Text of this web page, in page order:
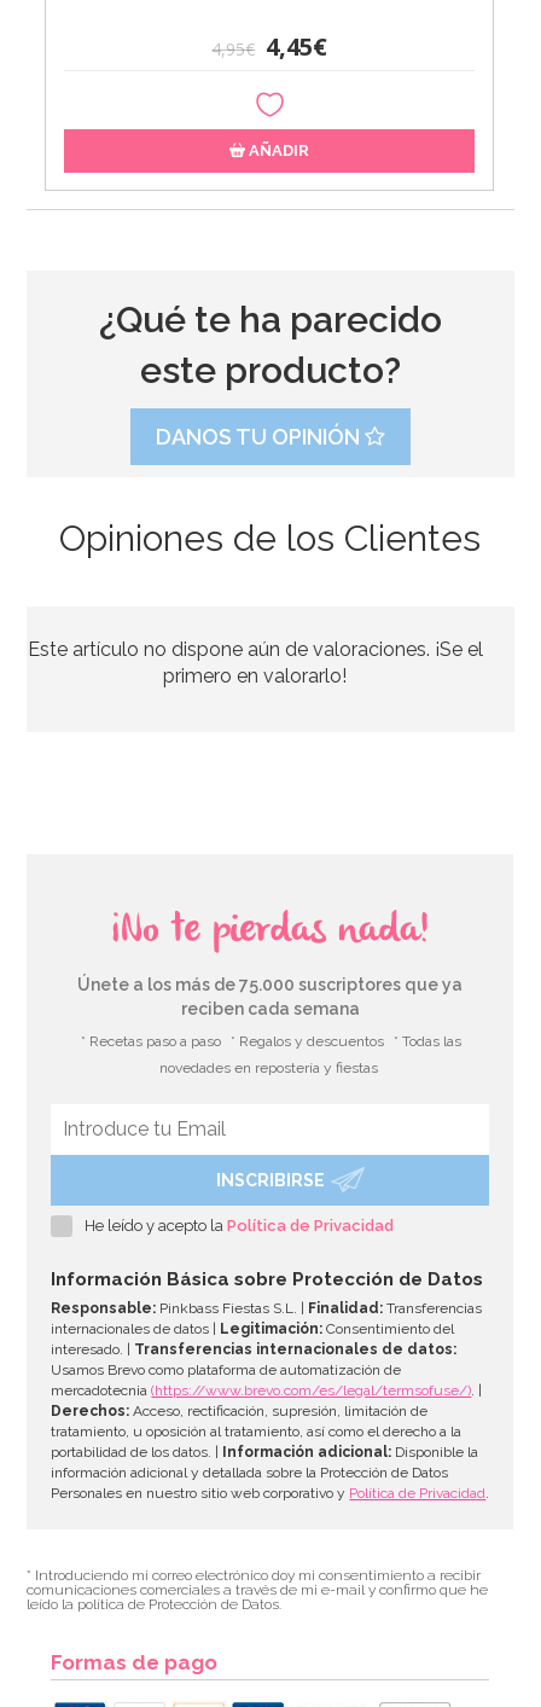
4,95€ 4,45€
AÑADIR
37,95€ 33,39€
¿Qué te ha parecido
este producto?
DANOS TU OPINIÓN
Opiniones de los Clientes
Este artículo no dispone aún de valoraciones. ¡Se el
primero en valorarlo!
¡No te pierdas nada!
Únete a los más de 75.000 suscriptores que ya
reciben cada semana
* Recetas paso a paso * Regalos y descuentos
* Todas las
novedades en repostería y fiestas
INSCRIBIRSE
He leído y acepto laPolítica de Privacidad
Información Básica sobre Protección de Datos
Responsable: Pinkbass Fiestas S.L. | Finalidad: Transferencias
internacionales de datos |
Legitimación: Consentimiento del
interesado. | Transferencias internacionales de datos:
Usamos Brevo como plataforma de automatización de
mercadotecnia(https://www.brevo.com/es/legal/termsofuse/). |
Derechos: Acceso, rectificación, supresión, limitación de
tratamiento, u oposición al tratamiento, así como el derecho a la
portabilidad de los datos. |
Información adicional: Disponible la
información adicional y detallada sobre la Protección de Datos
Personales en nuestro sitio web corporativo y Política de Privacidad.
* Introduciendo mi correo electrónico doy mi consentimiento a recibir
comunicaciones comerciales a través de mi e-mail y confirmo que he
leído la política de Protección de Datos.
Formas de pago